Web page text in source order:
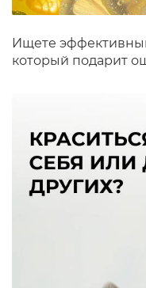
Ищете
который подарит